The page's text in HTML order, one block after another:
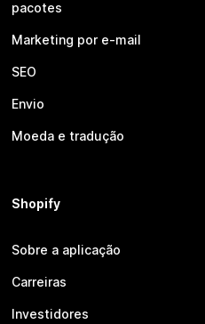
pacotes
Marketing por e-mail
SEO
Envio
Moeda e tradução
Shopify
Sobre a aplicação
Carreiras
Investidores